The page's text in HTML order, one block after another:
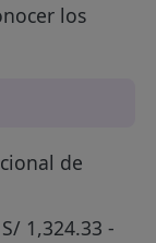
los
de
1,324.33 -